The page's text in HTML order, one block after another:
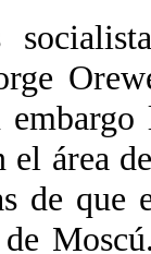
el área
de que